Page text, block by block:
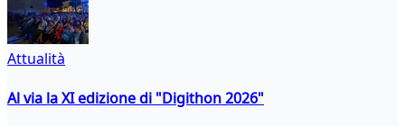
Attualità
Al via la XI edizione di "Digithon 2026"